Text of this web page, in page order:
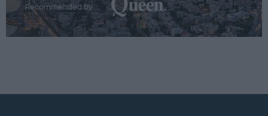
Recommended by